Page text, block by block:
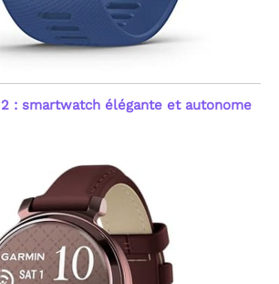
: smartwatch élégante et autonome